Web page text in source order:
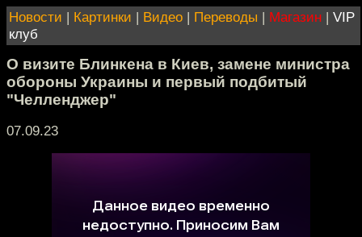
Новости | Картинки | Видео | Переводы | Магазин | VIP
клуб
О визите Блинкена в Киев, замене министра
обороны Украины и первый подбитый
"Челленджер"
07.09.23